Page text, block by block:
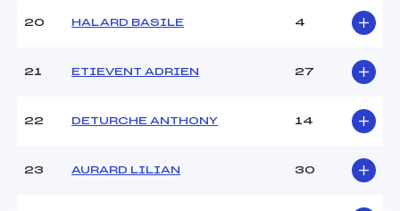
20 HALARD BASILE 4
21 ETIEVENT ADRIEN 27
22 DETURCHE ANTHONY 14
23 AURARD LILIAN 30